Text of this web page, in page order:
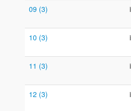
09 (3)
10 (3)
11 (3)
12 (3)